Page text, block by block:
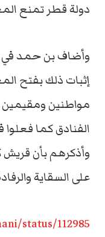
دولة قطر تمنع
وأضاف بن حمد في
إثبات ذلك بفتح
مواطنين ومقيمين
الفنادق كما فعلوا
وأذكرهم بأن قريش
على السقاية
status/112985